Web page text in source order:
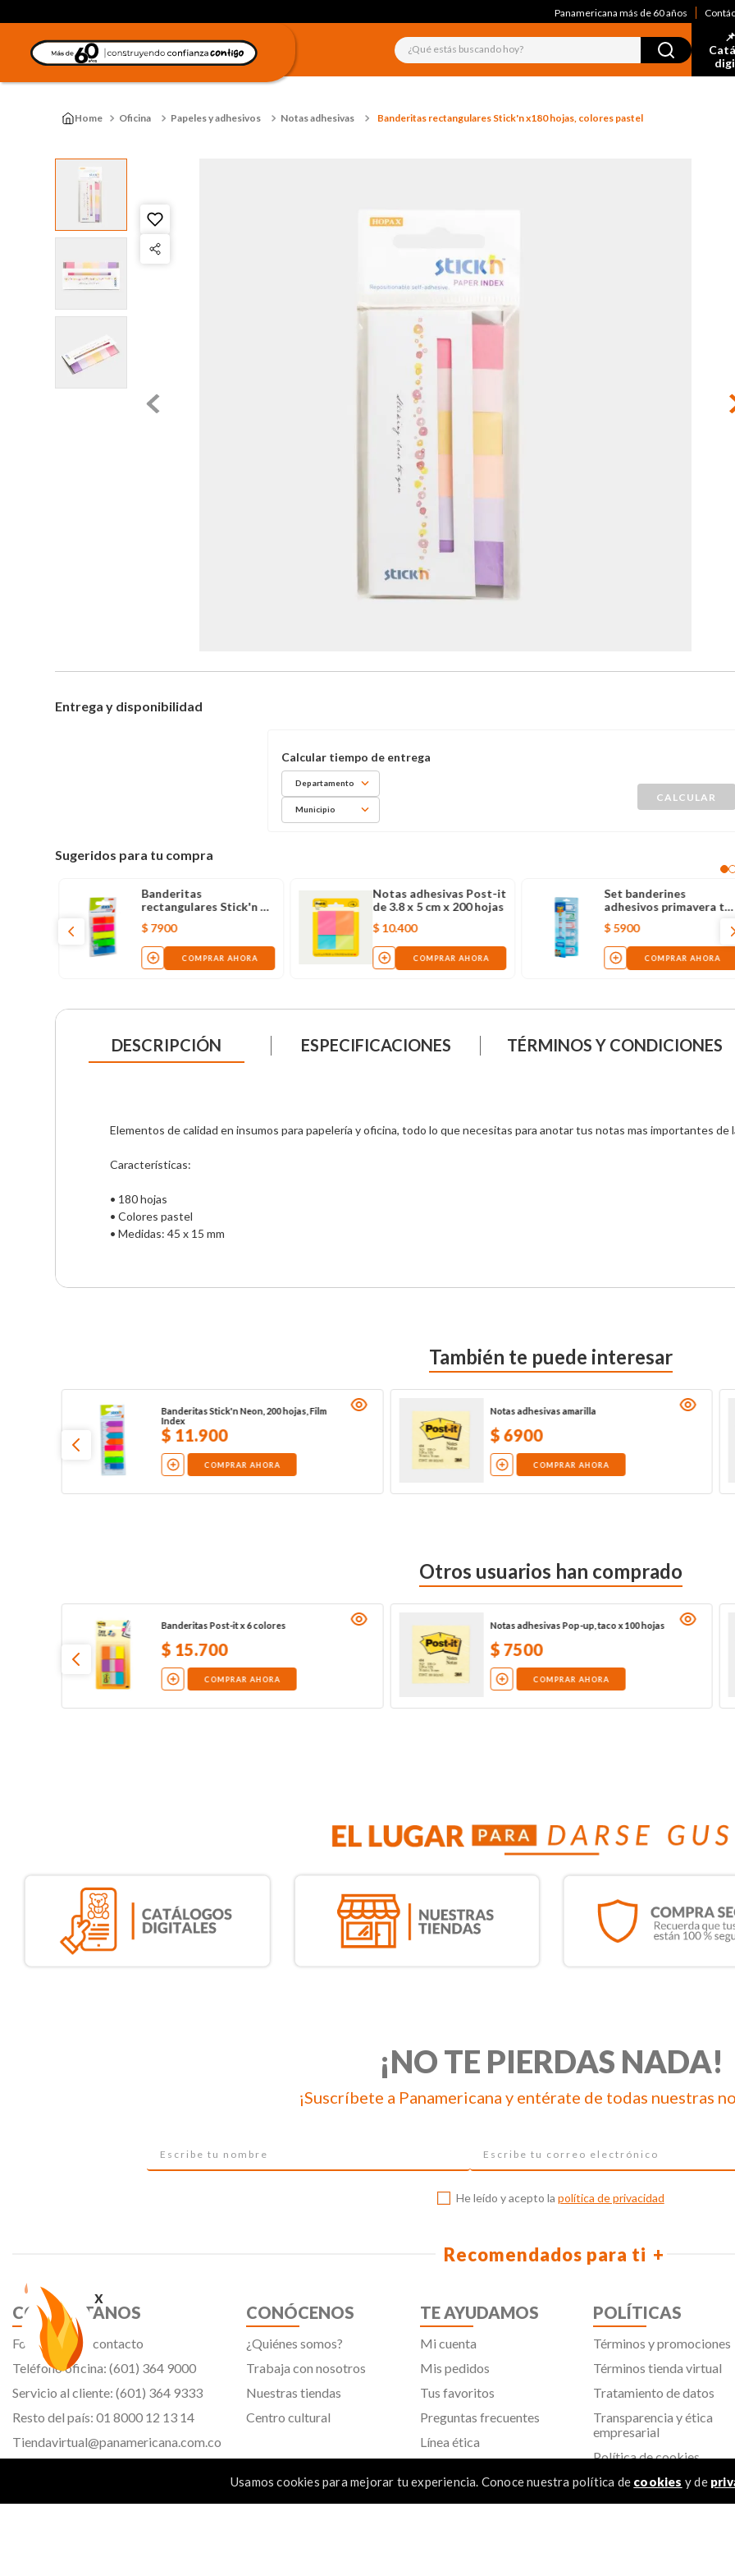
x
Usamos cookies para mejorar tu experiencia. Conoce nuestra política de cookies y de
Panamericana más de 60 años
¿Qué estás buscando hoy?
Oficina Papeles y adhesivos Notas adhesivas Banderitas rectangulares Stick'n x180 hojas, colores pastel
Entrega y disponibilidad
Departamento
Municipio
Sugeridos para tu compra
Banderitas
rectangulares Stick'n x
125 hojas, colores neón
$ 7900
COMPRAR AHORA
Notas adhesivas Post-it
de 3.8 x 5 cm x 200 hojas
$ 10.400
COMPRAR AHORA
Set banderines
adhesivos primavera
story
$ 5900
COMPRAR AHORA
DESCRIPCIÓN ESPECIFICACIONES TÉRMINOS Y CONDICIONES
Elementos de calidad en insumos para papelería y oficina, todo lo que necesitas para anotar tus notas mas importantes de
Características:
• 180 hojas
• Colores pastel
• Medidas: 45 x 15 mm
También te puede interesar
Banderitas Stick'n Neon, 200 hojas, Film
Index
$ 11.900
COMPRAR AHORA
Notas adhesivas amarilla
$6900
COMPRAR AHORA
Otros usuarios han comprado
Banderitas Post-it x 6 colores
$ 15.700
COMPRAR AHORA
Notas adhesivas Pop-up, taco x 100 hojas
$7500
COMPRAR AHORA
¡NO TE PIERDAS NADA!
¡Suscríbete a Panamericana y entérate de todas nuestras
He leído y acepto la política de privacidad
Recomendados para ti
CONTÁCTANOS
Formulario de contacto
Teléfono oficina: (601) 364 9000
Servicio al cliente: (601) 364 9333
Resto del país: 01 8000 12 13 14
Tiendavirtual@panamericana.com.co
CONÓCENOS
¿Quiénes somos?
Trabaja con nosotros
Nuestras tiendas
Centro cultural
TE AYUDAMOS
Mi cuenta
Mis pedidos
Tus favoritos
Preguntas frecuentes
Línea ética
POLÍTICAS
Términos y promociones
Términos tienda virtual
Tratamiento de datos
Transparencia y ética
empresarial
Política de cookies
Aviso de privacidad
SIC